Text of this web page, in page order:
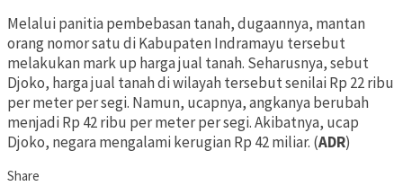
Melalui panitia pembebasan tanah, dugaannya, mantan
orang nomor satu di Kabupaten Indramayu tersebut
melakukan mark up harga jual tanah. Seharusnya, sebut
Djoko, harga jual tanah di wilayah tersebut senilai Rp 22 ribu
per meter per segi. Namun, ucapnya, angkanya berubah
menjadi Rp 42 ribu per meter per segi. Akibatnya, ucap
Djoko, negara mengalami kerugian Rp 42 miliar. (ADR)
Share